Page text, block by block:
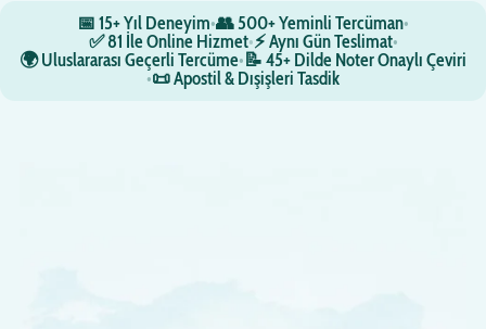
📅 15+ Yıl Deneyim•👥 500+ Yeminli Tercüman•
✅ 81 İle Online Hizmet•⚡ Aynı Gün Teslimat•
🌍 Uluslararası Geçerli Tercüme•📝 45+ Dilde Noter Onaylı Çeviri
•📜 Apostil & Dışişleri Tasdik